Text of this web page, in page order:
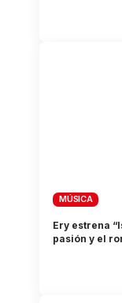
MÚSICA
Ery estrena
pasión y el